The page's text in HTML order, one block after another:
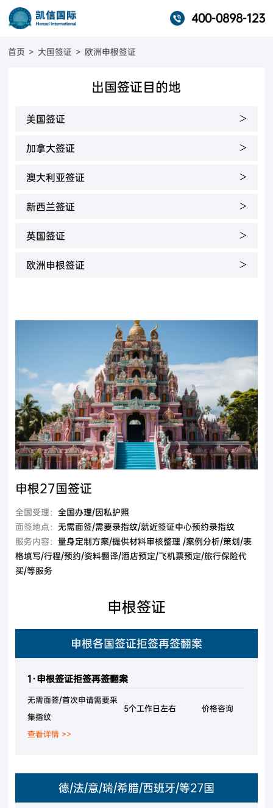
400-0898-123
首页 > 大国签证 > 欧洲申根签证
出国签证目的地
美国签证 >
加拿大签证 >
澳大利亚签证 >
新西兰签证 >
英国签证 >
欧洲申根签证 >
申根27国签证
全国受理：全国办理/因私护照
面签地点： 无需面签/需要录指纹/就近签证中心预约录指纹
服务内容：量身定制方案/提供材料审核整理 /案例分析/策划/表
格填写/行程/预约/资料翻译/酒店预定/飞机票预定/旅行保险代
买/等服务
申根签证
申根各国签证拒签再签翻案
1·申根签证拒签再签翻案
无需面签/首次申请需要采
集指纹
5个工作日左右 价格咨询
查看详情 >>
德/法/意/瑞/希腊/西班牙/等27国